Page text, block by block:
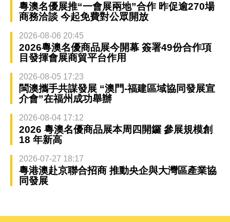
粵澳名優展推“一會展兩地”合作 昨促逾270場
商務洽談 今起免費對公眾開放
2026-08-06 20:45
2026粵澳名優商品展今開幕 簽署49份合作項
目發揮會展商貿平台作用
2026-08-05 17:23
閩澳攜手共謀發展 “澳門-福建區域協同發展宣
介會”在福州成功舉辦
2026-08-04 17:12
2026 粵澳名優商品展本周四開鑼 參展規模創
18 年新高
2026-07-27 18:17
粵港澳赴京聯合招商 推動央企與大灣區產業協
同發展